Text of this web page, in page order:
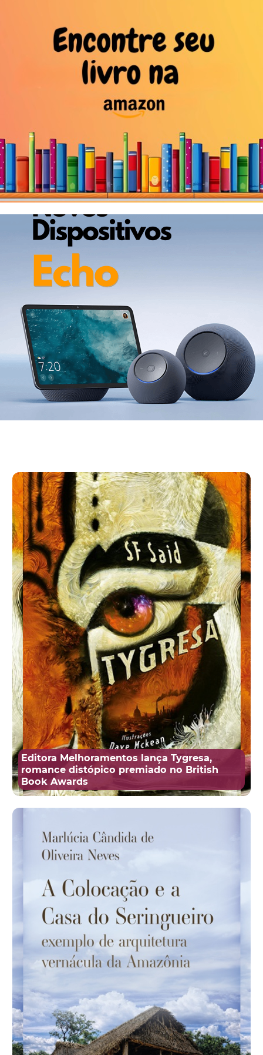
Editora Melhoramentos lança Tygresa,
romance distópico premiado no British
Book Awards